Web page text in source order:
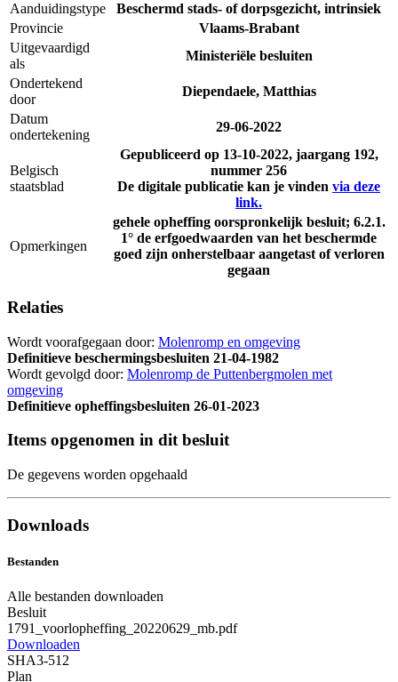
Aanduidingstype
Beschermd stads- of dorpsgezicht, intrinsiek
Provincie
Vlaams-Brabant
Uitgevaardigd
als
Ministeriële besluiten
Ondertekend
door
Diependaele, Matthias
Datum
ondertekening
29-06-2022
Belgisch
staatsblad
Gepubliceerd op 13-10-2022, jaargang 192,
nummer 256
De digitale publicatie kan je vinden via deze
link.
Opmerkingen
gehele opheffing oorspronkelijk besluit; 6.2.1.
1° de erfgoedwaarden van het beschermde
goed zijn onherstelbaar aangetast of verloren
gegaan
Relaties
Wordt voorafgegaan door: Molenromp en omgeving
Definitieve beschermingsbesluiten 21-04-1982
Wordt gevolgd door: Molenromp de Puttenbergmolen met
omgeving
Definitieve opheffingsbesluiten 26-01-2023
Items opgenomen in dit besluit
De gegevens worden opgehaald
Downloads
Bestanden
Alle bestanden downloaden
Besluit
1791_voorlopheffing_20220629_mb.pdf
Downloaden
SHA3-512
Plan